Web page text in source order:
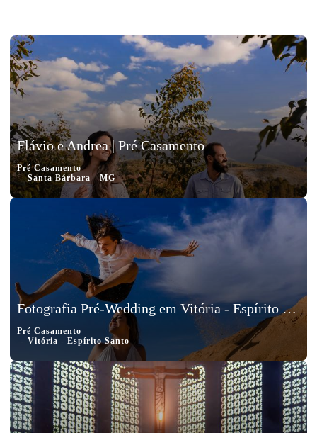
Flávio e Andrea | Pré Casamento
Pré Casamento
Santa Bárbara - MG
Fotografia Pré-Wedding em Vitória - Espírito Santo, Erick e Aniele
Pré Casamento
Vitória - Espírito Santo